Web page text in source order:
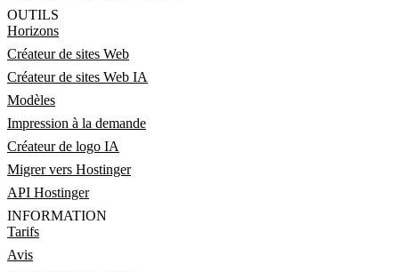
OUTILS
Horizons
Créateur de sites Web
Créateur de sites Web IA
Modèles
Impression à la demande
Créateur de logo IA
Migrer vers Hostinger
API Hostinger
INFORMATION
Tarifs
Avis